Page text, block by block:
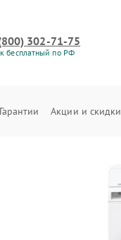
302-71-75
бесплатный по РФ
Гарантии Акции и скидки